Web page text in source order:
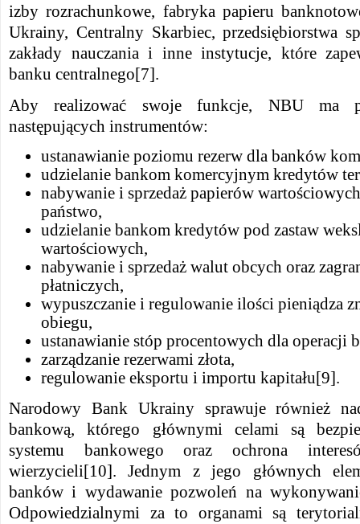
izby rozrachunkowe, fabryka papieru
Ukrainy, Centralny Skarbiec, przedsiębiorstwa
zakłady nauczania i inne instytucje, które
banku centralnego[7].
Aby realizować swoje funkcje, NBU ma
następujących instrumentów:
ustanawianie poziomu rezerw dla banków
udzielanie bankom komercyjnym kredytów
nabywanie i sprzedaż papierów
państwo,
udzielanie bankom kredytów pod zastaw
wartościowych,
nabywanie i sprzedaż walut obcych oraz
płatniczych,
wypuszczanie i regulowanie ilości pieniądza
obiegu,
ustanawianie stóp procentowych dla operacji
zarządzanie rezerwami złota,
regulowanie eksportu i importu kapitału[9].
Narodowy Bank Ukrainy sprawuje również
bankową, którego głównymi celami są
systemu bankowego oraz ochrona
wierzycieli [10]. Jednym z jego głównych
banków i wydawanie pozwoleń na
Odpowiedzialnymi za to organami są